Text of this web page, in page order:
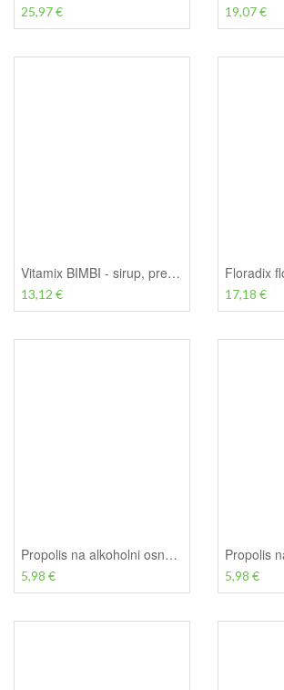
25,97 € 19,07 €
Vitamix BIMBI - sirup, prehransko dopolnilo - Pharmalife, 200ml
13,12 € 17,18 €
Propolis na alkoholni osnovi, kapljice - Medex, 15ml
5,98 € 5,98 €